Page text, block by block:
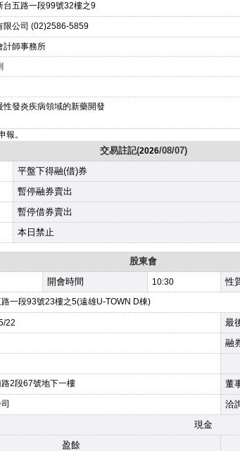
台五路一段99號32樓之9
限公司 (02)2586-5859
計師事務所
性發炎疾病領域的新藥開發
報。
交易註記(2026/08/07)
平盤下得融(借)券
暫停融券賣出
暫停借券賣出
本日禁止
股東會
開會時間 10:30 性
一段93號23樓之5(遠雄U-TOWN D棟)
22 最
融
2段67號地下一樓 董
洽
現金
盈餘